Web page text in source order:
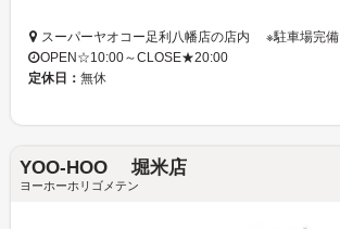
スーパーヤオコー足利八幡店の店内 ※駐車場完備
OPEN☆10:00～CLOSE★20:00
定休日： 無休
YOO-HOO 堀米店
ヨーホーホリゴメテン